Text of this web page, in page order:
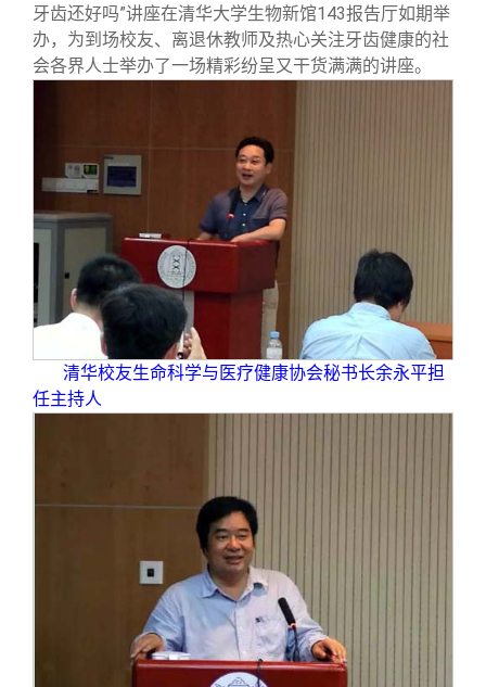
兴趣群体
捐赠方法
我要订阅
清华故事
校友文苑
校友讲坛
校友视界
终身学习
三创大赛
实用信息
校友总会
会长致辞
总会章程
理事会名单
牙齿还好吗”讲座在清华大学生物新馆143报告厅如期举
办，为到场校友、离退休教师及热心关注牙齿健康的社
会各界人士举办了一场精彩纷呈又干货满满的讲座。
清华校友生命科学与医疗健康协会秘书长余永平担
任主持人